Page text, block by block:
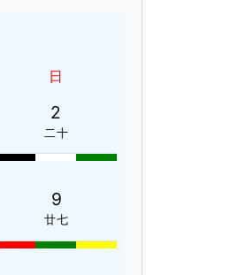
日
2
二十
9
廿七